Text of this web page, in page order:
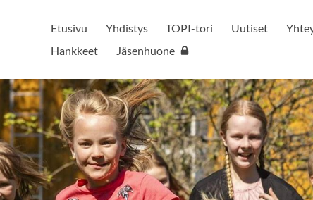
Etusivu Yhdistys TOPI-tori Uutiset
Hankkeet
Jäsenhuone